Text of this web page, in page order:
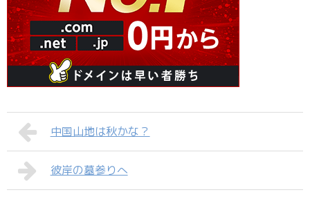
中国山地は秋かな？
彼岸の墓参りへ